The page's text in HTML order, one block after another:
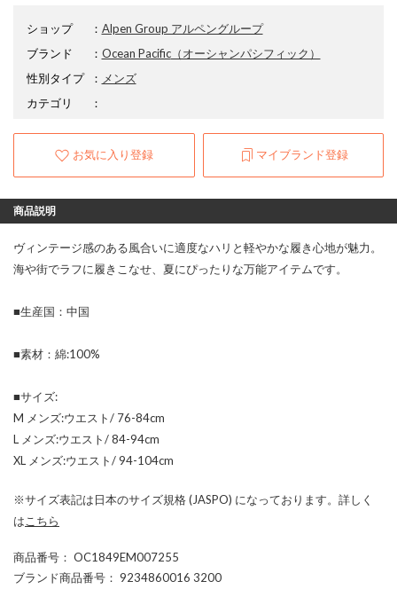
ショップ ： Alpen Group アルペングループ
ブランド
： Ocean Pacific（オーシャンパシフィック）
性別タイプ
： メンズ
カテゴリ
：
お気に入り登録 マイブランド登録
商品説明
ヴィンテージ感のある風合いに適度なハリと軽やかな履き心地が魅力。
海や街でラフに履きこなせ、夏にぴったりな万能アイテムです。
■生産国：中国
■素材：綿:100%
■サイズ:
M メンズ:ウエスト/ 76-84cm
L メンズ:ウエスト/ 84-94cm
XL メンズ:ウエスト/ 94-104cm
※サイズ表記は日本のサイズ規格 (JASPO) になっております。詳しく
は こちら
商品番号 ： OC1849EM007255
ブランド商品番号 ： 9234860016 3200